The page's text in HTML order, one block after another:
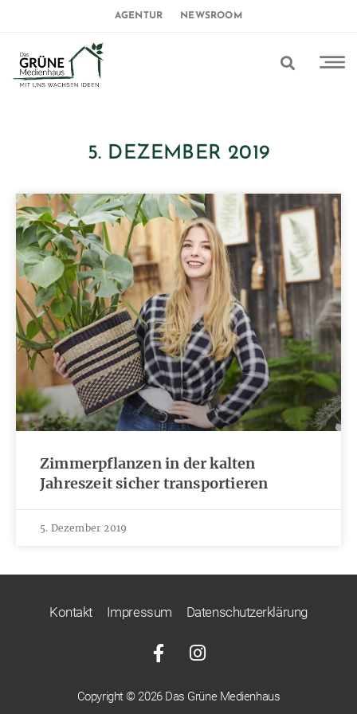
AGENTUR NEWSROOM
5. DEZEMBER 2019
Zimmerpflanzen in der kalten
Jahreszeit sicher transportieren
5. Dezember 2019
Kontakt Impressum Datenschutzerklärung
Copyright © 2026 Das Grüne Medienhaus